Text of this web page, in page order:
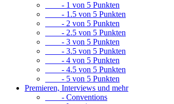
- 1 von 5 Punkten
- 1.5 von 5 Punkten
- 2 von 5 Punkten
- 2.5 von 5 Punkten
- 3 von 5 Punkten
- 3.5 von 5 Punkten
- 4 von 5 Punkten
- 4.5 von 5 Punkten
- 5 von 5 Punkten
Premieren, Interviews und mehr
- Conventions